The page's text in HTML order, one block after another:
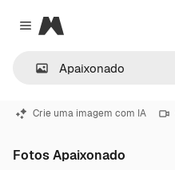
Close menu
Magnific
Crie uma imagem com IA
Fotos Apaixonado